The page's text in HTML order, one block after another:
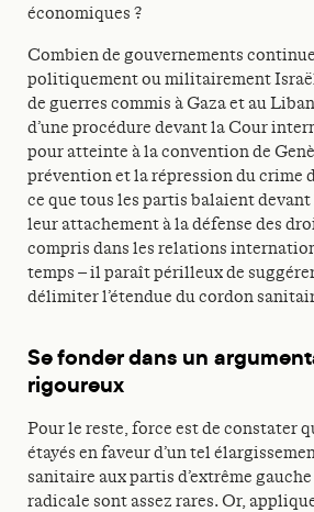
économiques ?
Combien de gouvernements
politiquement ou militairement
de guerres commis à Gaza et au
d’une procédure devant la Cour
pour atteinte à la convention de
prévention et la répression du crime
ce que tous les partis balaient
leur attachement à la défense des
compris dans les relations
temps – il paraît périlleux de
délimiter l’étendue du cordon
Se fonder dans un
rigoureux
Pour le reste, force est de constater
étayés en faveur d’un tel
sanitaire aux partis d’extrême
radicale sont assez rares. Or,